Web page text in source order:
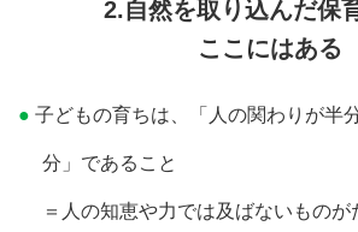
2.自然を取り込んだ保
ここにはある
子どもの育ちは、「人の関わりが半
分」であること
＝人の知恵や力では及ばないものが